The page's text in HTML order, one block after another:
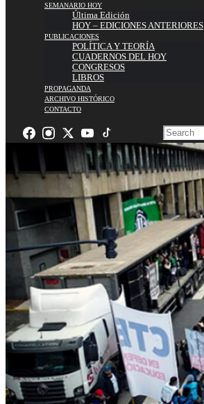
SEMANARIO HOY
Última Edición
HOY – EDICIONES ANTERIORES
PUBLICACIONES
POLÍTICA Y TEORÍA
CUADERNOS DEL HOY
CONGRESOS
LIBROS
PROPAGANDA
ARCHIVO HISTÓRICO
CONTACTO